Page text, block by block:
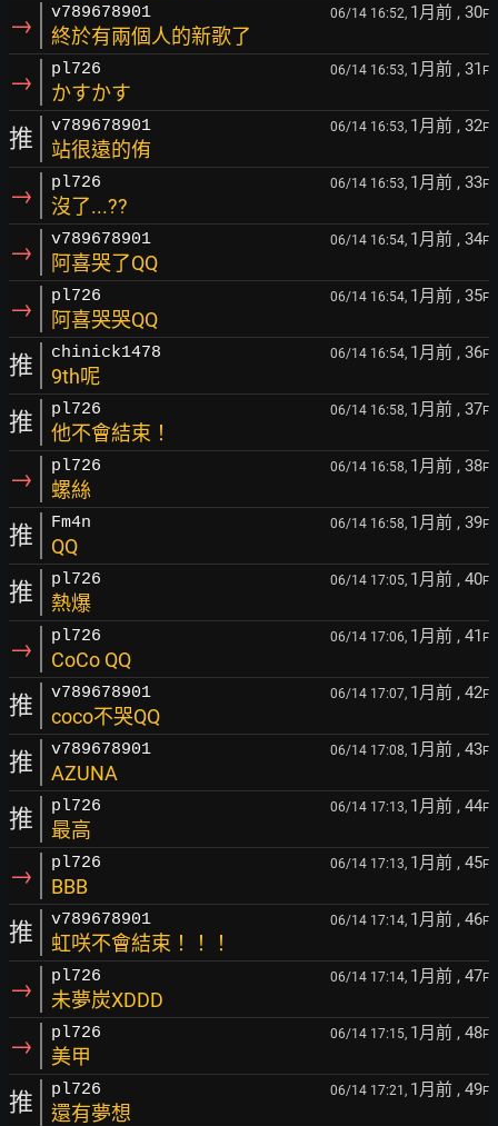
→ v789678901 06/14 16:52, 1月前 , 30F
終於有兩個人的新歌了
→ pl726 06/14 16:53, 1月前 , 31 F
かすかす
推 v789678901 06/14 16:53, 1月前 , 32F
站很遠的侑
→ pl726 06/14 16:53, 1月前 , 33F
沒了...??
→ v789678901 06/14 16:54, 1月前 , 34F
阿喜哭了QQ
→ pl726 06/14 16:54, 1月前 , 35F
阿喜哭哭QQ
推 chinick1478 06/14 16:54, 1月前 , 36F
9th呢
推 pl726 06/14 16:58, 1月前 , 37F
他不會結束！
→ pl726 06/14 16:58, 1月前 , 38F
螺絲
推 Fm4n 06/14 16:58, 1月前 , 39F
QQ
推 pl726 06/14 17:05, 1月前 , 40F
熱爆
→ pl726 06/14 17:06, 1月前 , 41 F
CoCo QQ
推 v789678901 06/14 17:07, 1月前 , 42F
coco不哭QQ
推 v789678901 06/14 17:08, 1月前 , 43F
AZUNA
推 pl726 06/14 17:13, 1月前 , 44F
最高
→ pl726 06/14 17:13, 1月前 , 45F
BBB
推 v789678901 06/14 17:14, 1月前 , 46F
虹咲不會結束！！！
→ pl726 06/14 17:14, 1月前 , 47F
未夢炭XDDD
→ pl726 06/14 17:15, 1月前 , 48F
美甲
推 pl726 06/14 17:21, 1月前 , 49F
還有夢想